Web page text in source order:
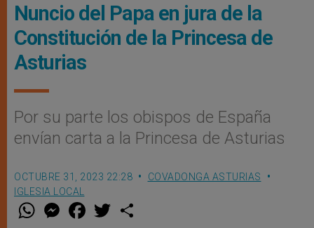
Nuncio del Papa en jura de la
Constitución de la Princesa de
Asturias
Por su parte los obispos de España
envían carta a la Princesa de Asturias
OCTUBRE 31, 2023 22:28
COVADONGA ASTURIAS
IGLESIA LOCAL
W M
e
F
a w